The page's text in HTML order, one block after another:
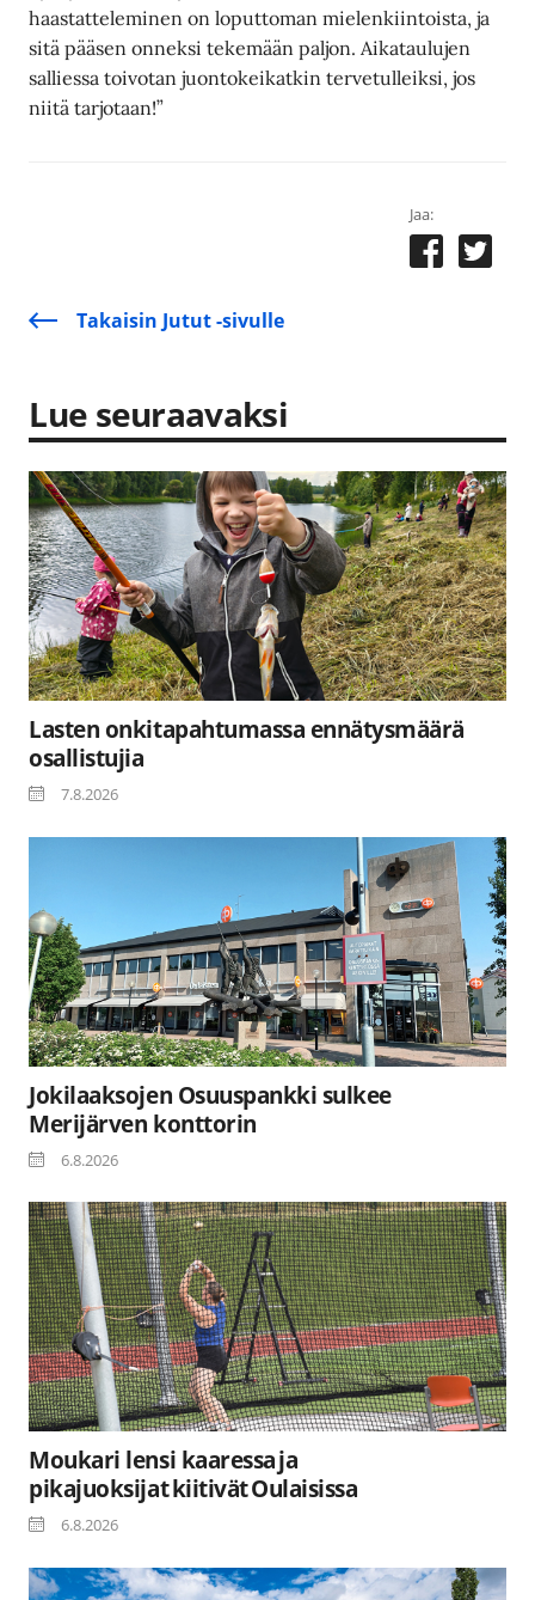
haastatteleminen on loputtoman mielenkiintoista, ja
sitä pääsen onneksi tekemään paljon. Aikataulujen
salliessa toivotan juontokeikatkin tervetulleiksi, jos
niitä tarjotaan!”
Jaa:
Takaisin Jutut -sivulle
Lue seuraavaksi
Lasten onkitapahtumassa ennätysmäärä
osallistujia
7.8.2026
Jokilaaksojen Osuuspankki sulkee
Merijärven konttorin
6.8.2026
Moukari lensi kaaressa ja
pikajuoksijat kiitivät Oulaisissa
6.8.2026